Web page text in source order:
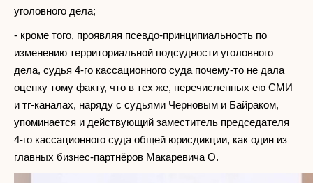
уголовного дела;
- кроме того, проявляя псевдо-принципиальность по
изменению территориальной подсудности уголовного
дела, судья 4-го кассационного суда почему-то не дала
оценку тому факту, что в тех же, перечисленных ею СМИ
и тг-каналах, наряду с судьями Черновым и Байраком,
упоминается и действующий заместитель председателя
4-го кассационного суда общей юрисдикции, как один из
главных бизнес-партнёров Макаревича О.